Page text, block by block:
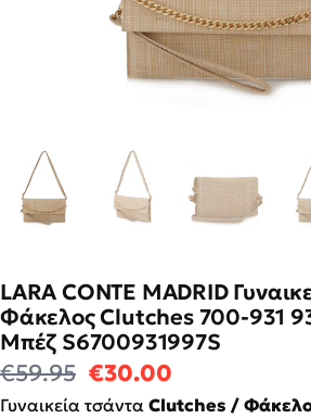
LARA CONTE MADRID
Φάκελος Clutches 700-931
Μπέζ S6700931997S
€59.95 Original price was:
€30.00
Γυναικεία τσάντα Clutches /